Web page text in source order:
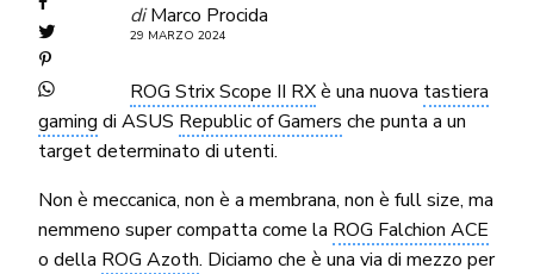
di Marco Procida
29 MARZO 2024
ROG Strix Scope II RXè una nuova tastiera
gaming di ASUS Republic of Gamers che punta a un
target determinato di utenti.
Non è meccanica, non è a membrana, non è full size, ma
nemmeno super compatta come la ROG Falchion ACE
o della ROG Azoth. Diciamo che è una via di mezzo per